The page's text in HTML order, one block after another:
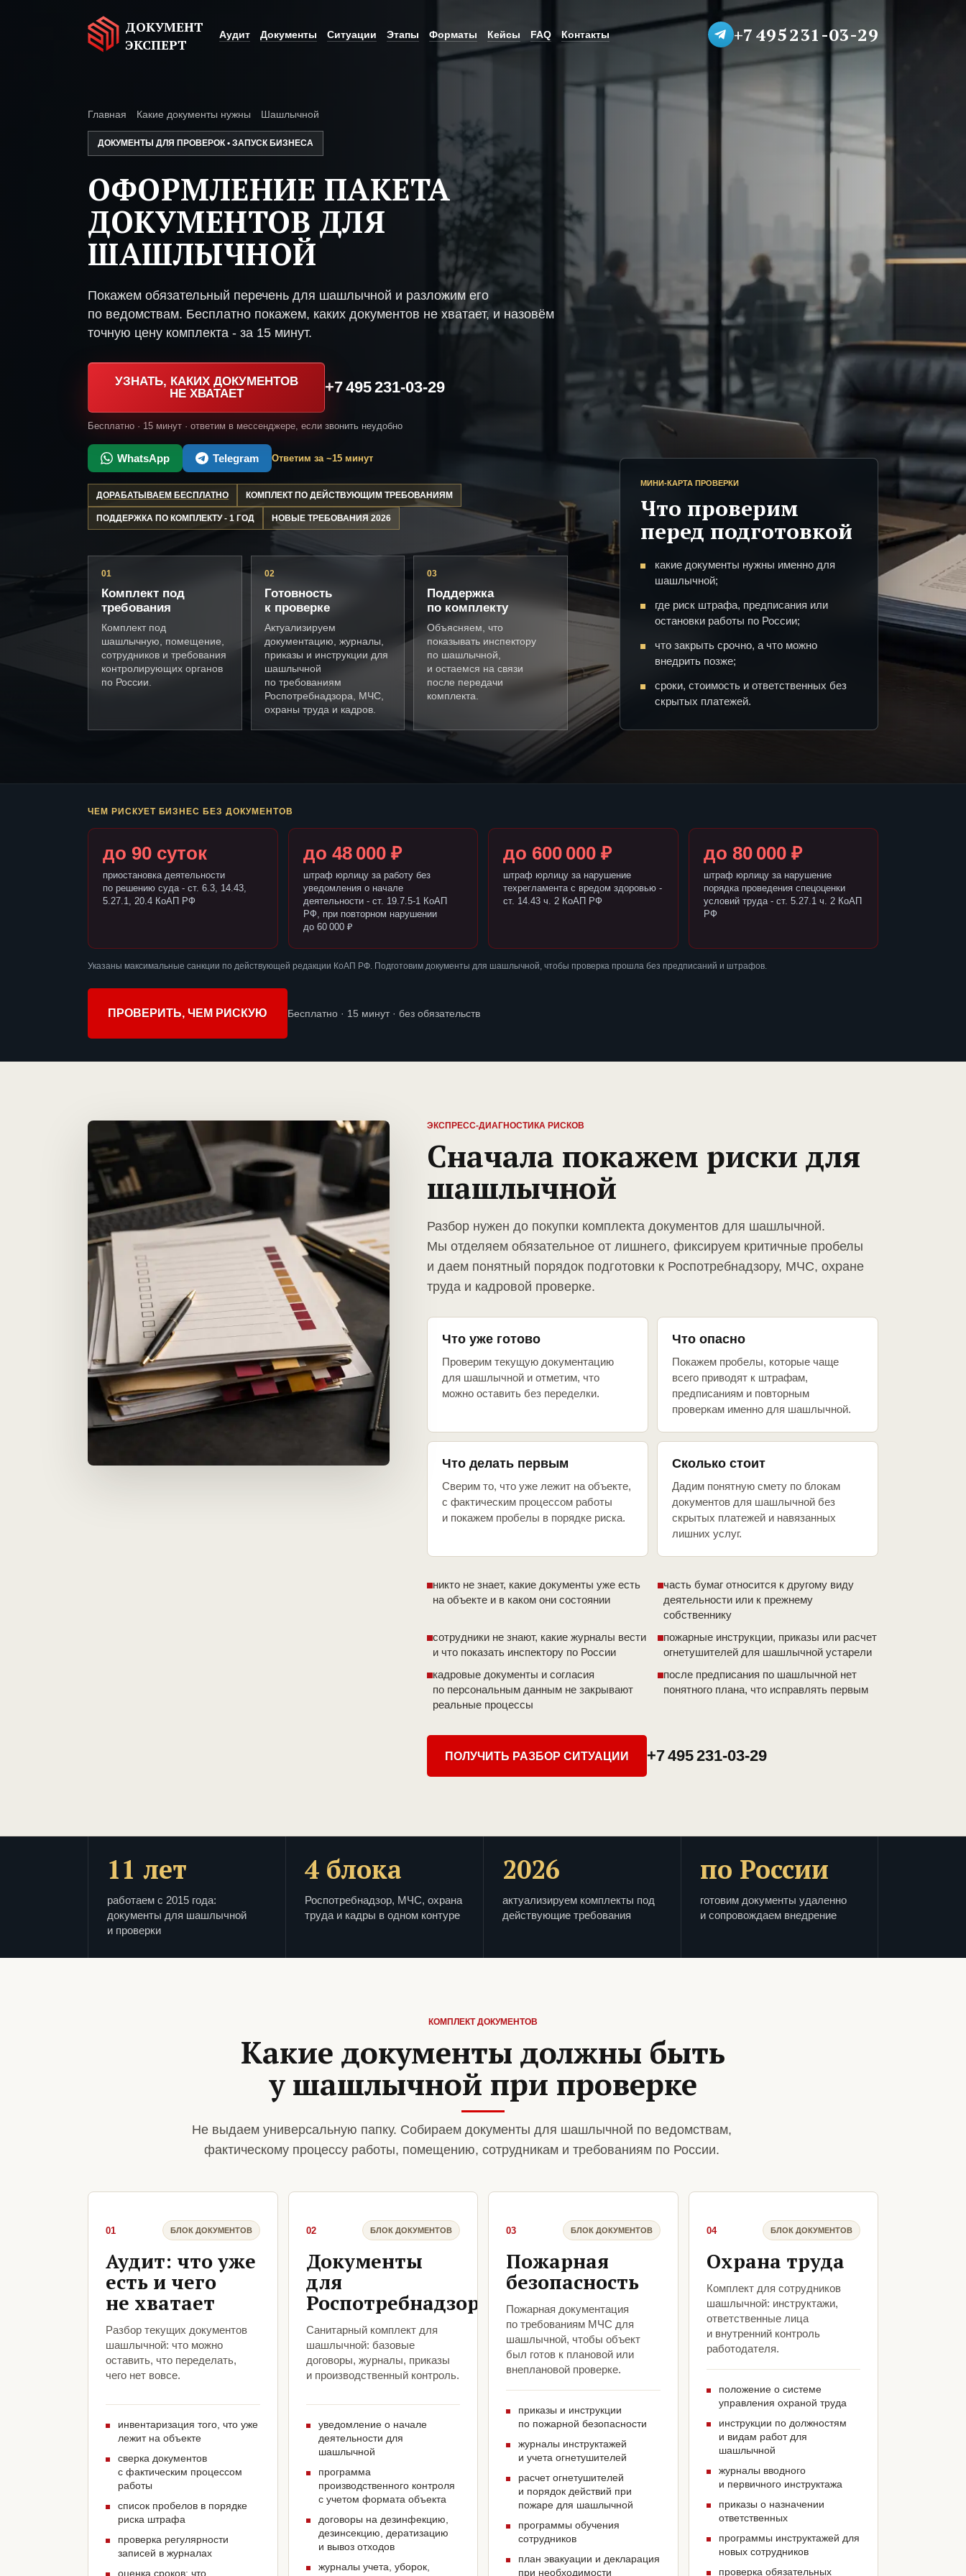
ДОКУМЕНТ
ЭКСПЕРТ
Аудит Документы Ситуации Этапы Форматы Кейсы FAQ Контакты +7 495 231-03-29
Главная Какие документы нужны Шашлычной
ДОКУМЕНТЫ ДЛЯ ПРОВЕРОК • ЗАПУСК БИЗНЕСА
ОФОРМЛЕНИЕ ПАКЕТА
ДОКУМЕНТОВ ДЛЯ
ШАШЛЫЧНОЙ
Покажем обязательный перечень для шашлычной и разложим его
по ведомствам. Бесплатно покажем, каких документов не хватает, и назовём
точную цену комплекта - за 15 минут.
УЗНАТЬ, КАКИХ ДОКУМЕНТОВ
НЕ ХВАТАЕТ
+7 495 231-03-29
Бесплатно · 15 минут · ответим в мессенджере, если звонить неудобно
WhatsApp Telegram Ответим за ~15 минут
ДОРАБАТЫВАЕМ БЕСПЛАТНО КОМПЛЕКТ ПО ДЕЙСТВУЮЩИМ ТРЕБОВАНИЯМ
ПОДДЕРЖКА ПО КОМПЛЕКТУ - 1 ГОД НОВЫЕ ТРЕБОВАНИЯ 2026
01
Комплект под
требования
Комплект под
шашлычную, помещение,
сотрудников и требования
контролирующих органов
по России.
02
Готовность
к проверке
Актуализируем
документацию, журналы,
приказы и инструкции для
шашлычной
по требованиям
Роспотребнадзора, МЧС,
охраны труда и кадров.
03
Поддержка
по комплекту
Объясняем, что
показывать инспектору
по шашлычной,
и остаемся на связи
после передачи
комплекта.
МИНИ-КАРТА ПРОВЕРКИ
Что проверим
перед подготовкой
какие документы нужны именно для
шашлычной;
где риск штрафа, предписания или
остановки работы по России;
что закрыть срочно, а что можно
внедрить позже;
сроки, стоимость и ответственных без
скрытых платежей.
ЧЕМ РИСКУЕТ БИЗНЕС БЕЗ ДОКУМЕНТОВ
до 90 суток
приостановка деятельности
по решению суда - ст. 6.3, 14.43,
5.27.1, 20.4 КоАП РФ
до 48 000 ₽
штраф юрлицу за работу без
уведомления о начале
деятельности - ст. 19.7.5-1 КоАП
РФ, при повторном нарушении
до 60 000 ₽
до 600 000 ₽
штраф юрлицу за нарушение
техрегламента с вредом здоровью -
ст. 14.43 ч. 2 КоАП РФ
до 80 000 ₽
штраф юрлицу за нарушение
порядка проведения спецоценки
условий труда - ст. 5.27.1 ч. 2 КоАП
РФ
Указаны максимальные санкции по действующей редакции КоАП РФ. Подготовим документы для шашлычной, чтобы проверка прошла без предписаний и штрафов.
ПРОВЕРИТЬ, ЧЕМ РИСКУЮ Бесплатно · 15 минут · без обязательств
ЭКСПРЕСС-ДИАГНОСТИКА РИСКОВ
Сначала покажем риски для
шашлычной
Разбор нужен до покупки комплекта документов для шашлычной.
Мы отделяем обязательное от лишнего, фиксируем критичные пробелы
и даем понятный порядок подготовки к Роспотребнадзору, МЧС, охране
труда и кадровой проверке.
Что уже готово
Проверим текущую документацию
для шашлычной и отметим, что
можно оставить без переделки.
Что опасно
Покажем пробелы, которые чаще
всего приводят к штрафам,
предписаниям и повторным
проверкам именно для шашлычной.
Что делать первым
Сверим то, что уже лежит на объекте,
с фактическим процессом работы
и покажем пробелы в порядке риска.
Сколько стоит
Дадим понятную смету по блокам
документов для шашлычной без
скрытых платежей и навязанных
лишних услуг.
никто не знает, какие документы уже есть
на объекте и в каком они состоянии
часть бумаг относится к другому виду
деятельности или к прежнему
собственнику
сотрудники не знают, какие журналы вести
и что показать инспектору по России
пожарные инструкции, приказы или расчет
огнетушителей для шашлычной устарели
кадровые документы и согласия
по персональным данным не закрывают
реальные процессы
после предписания по шашлычной нет
понятного плана, что исправлять первым
ПОЛУЧИТЬ РАЗБОР СИТУАЦИИ +7 495 231-03-29
11 лет
работаем с 2015 года:
документы для шашлычной
и проверки
4 блока
Роспотребнадзор, МЧС, охрана
труда и кадры в одном контуре
2026
актуализируем комплекты под
действующие требования
по России
готовим документы удаленно
и сопровождаем внедрение
КОМПЛЕКТ ДОКУМЕНТОВ
Какие документы должны быть
у шашлычной при проверке
Не выдаем универсальную папку. Собираем документы для шашлычной по ведомствам,
фактическому процессу работы, помещению, сотрудникам и требованиям по России.
01 БЛОК ДОКУМЕНТОВ
Аудит: что уже
есть и чего
не хватает
Разбор текущих документов
шашлычной: что можно
оставить, что переделать,
чего нет вовсе.
инвентаризация того, что уже
лежит на объекте
сверка документов
с фактическим процессом
работы
список пробелов в порядке
риска штрафа
проверка регулярности
записей в журналах
оценка сроков: что
02 БЛОК ДОКУМЕНТОВ
Документы
для
Роспотребнадзора
Санитарный комплект для
шашлычной: базовые
договоры, журналы, приказы
и производственный контроль.
уведомление о начале
деятельности для
шашлычной
программа
производственного контроля
с учетом формата объекта
договоры на дезинфекцию,
дезинсекцию, дератизацию
и вывоз отходов
журналы учета, уборок,
03 БЛОК ДОКУМЕНТОВ
Пожарная
безопасность
Пожарная документация
по требованиям МЧС для
шашлычной, чтобы объект
был готов к плановой или
внеплановой проверке.
приказы и инструкции
по пожарной безопасности
журналы инструктажей
и учета огнетушителей
расчет огнетушителей
и порядок действий при
пожаре для шашлычной
программы обучения
сотрудников
план эвакуации и декларация
при необходимости
04 БЛОК ДОКУМЕНТОВ
Охрана труда
Комплект для сотрудников
шашлычной: инструктажи,
ответственные лица
и внутренний контроль
работодателя.
положение о системе
управления охраной труда
инструкции по должностям
и видам работ для
шашлычной
журналы вводного
и первичного инструктажа
приказы о назначении
ответственных
программы инструктажей для
новых сотрудников
проверка обязательных